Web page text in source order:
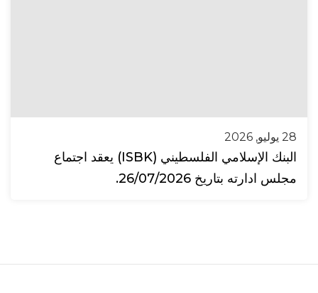
28 يوليو, 2026
البنك الإسلامي الفلسطيني (ISBK) يعقد اجتماع
مجلس ادارته بتاريخ 26/07/2026.